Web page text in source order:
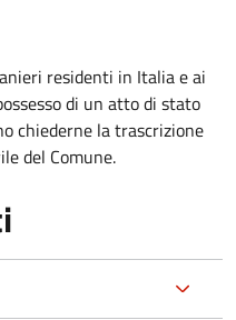
residenti in Italia e ai
di un atto di stato
chiederne la trascrizione
del Comune.